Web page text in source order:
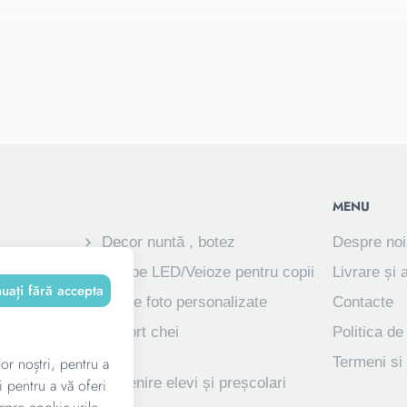
Decor nuntă , botez
Lampe LED/Veioze pentru copii
Rame foto personalizate
Suport chei
Suvenire elevi și preșcolari
MENU
Despre noi
Livrare și
Contacte
Politica
Termeni
fără accepta
noștri, pentru a
pentru a vă oferi